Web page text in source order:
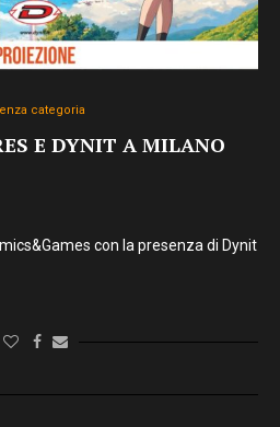
categoria
E DYNIT A MILANO
con la presenza di Dynit